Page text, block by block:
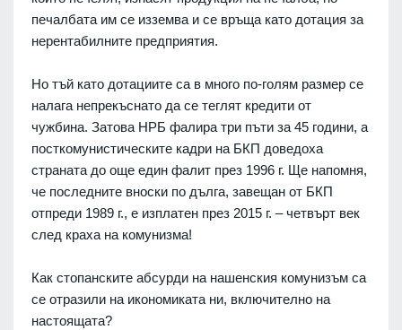
печалбата им се изземва и се връща като дотация за
нерентабилните предприятия.
Но тъй като дотациите са в много по-голям размер се
налага непрекъснато да се теглят кредити от
чужбина. Затова НРБ фалира три пъти за 45 години, а
посткомунистическите кадри на БКП доведоха
страната до още един фалит през 1996 г. Ще напомня,
че последните вноски по дълга, завещан от БКП
отпреди 1989 г., е изплатен през 2015 г. – четвърт век
след краха на комунизма!
Как стопанските абсурди на нашенския комунизъм са
се отразили на икономиката ни, включително на
настоящата?